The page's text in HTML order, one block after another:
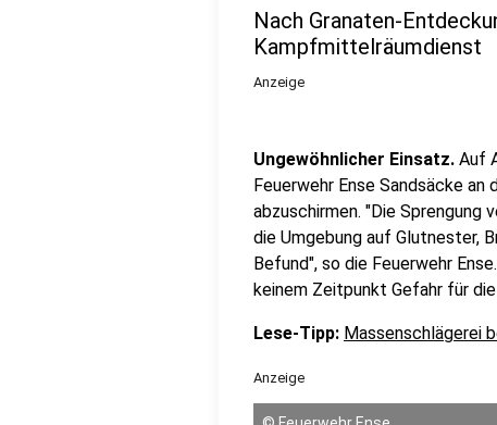
Nach Granaten-
Kampfmittelräumdienst
Anzeige
Ungewöhnlicher Einsatz. Auf
Feuerwehr Ense Sandsäcke
abzuschirmen. "Die Sprengung
die Umgebung auf Glutnester,
Befund", so die Feuerwehr
keinem Zeitpunkt Gefahr für
Lese-Tipp: Massenschlägerei
Anzeige